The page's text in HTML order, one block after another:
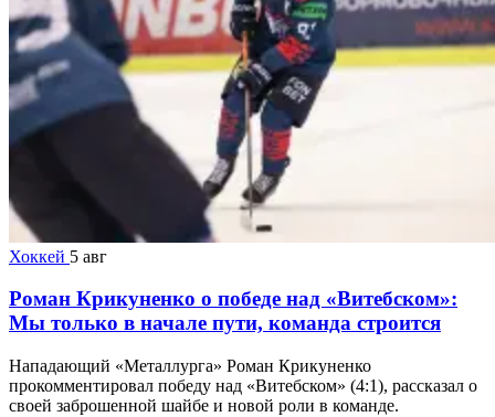
Хоккей 5 авг
Роман Крикуненко о победе над «Витебском»:
Мы только в начале пути, команда строится
Нападающий «Металлурга» Роман Крикуненко
прокомментировал победу над «Витебском» (4:1), рассказал о
своей заброшенной шайбе и новой роли в команде.